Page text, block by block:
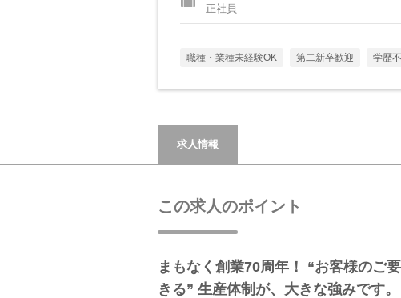
正社員
職種・業種未経験OK 第二新卒歓迎 学歴
求人情報
この求人のポイント
まもなく創業70周年！ “お客様のご
きる” 生産体制が、大きな強みです。